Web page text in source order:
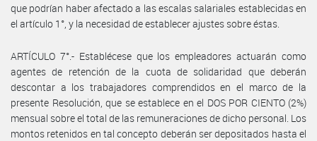
que podrían haber afectado a las escalas salariales establecidas en
el artículo 1°, y la necesidad de establecer ajustes sobre éstas.
ARTÍCULO 7°.- Establécese que los empleadores actuarán como
agentes de retención de la cuota de solidaridad que deberán
descontar a los trabajadores comprendidos en el marco de la
presente Resolución, que se establece en el DOS POR CIENTO (2%)
mensual sobre el total de las remuneraciones de dicho personal. Los
montos retenidos en tal concepto deberán ser depositados hasta el